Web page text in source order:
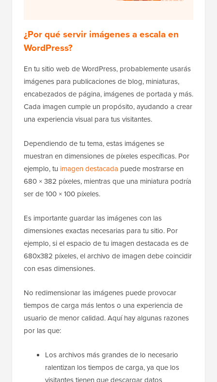
¿Por qué servir imágenes a escala en
WordPress?
En tu sitio web de WordPress, probablemente usarás
imágenes para publicaciones de blog, miniaturas,
encabezados de página, imágenes de portada y más.
Cada imagen cumple un propósito, ayudando a crear
una experiencia visual para tus visitantes.
Dependiendo de tu tema, estas imágenes se
muestran en dimensiones de píxeles específicas. Por
ejemplo, tu imagen destacada puede mostrarse en
680 × 382 píxeles, mientras que una miniatura podría
ser de 100 × 100 píxeles.
Es importante guardar las imágenes con las
dimensiones exactas necesarias para tu sitio. Por
ejemplo, si el espacio de tu imagen destacada es de
680x382 píxeles, el archivo de imagen debe coincidir
con esas dimensiones.
No redimensionar las imágenes puede provocar
tiempos de carga más lentos o una experiencia de
usuario de menor calidad. Aquí hay algunas razones
por las que:
Los archivos más grandes de lo necesario
ralentizan los tiempos de carga, ya que los